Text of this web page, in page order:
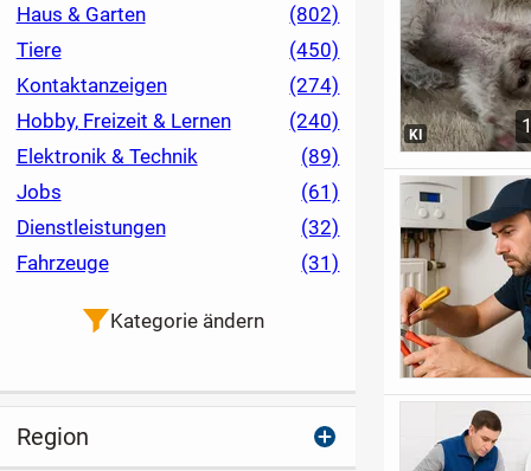
KI
Haus & Garten
(802)
Tiere
(450)
Kontaktanzeigen
(274)
Hobby, Freizeit & Lernen
(240)
Elektronik & Technik
(89)
Jobs
(61)
Dienstleistungen
(32)
Fahrzeuge
(31)
Kategorie ändern
Region